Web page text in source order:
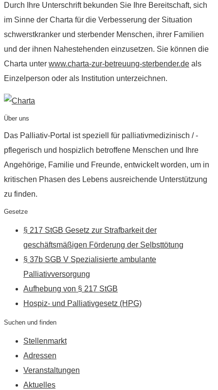
Durch Ihre Unterschrift bekunden Sie Ihre Bereitschaft, sich
im Sinne der Charta für die Verbesserung der Situation
schwerstkranker und sterbender Menschen, ihrer Familien
und der ihnen Nahestehenden einzusetzen. Sie können die
Charta unter www.charta-zur-betreuung-sterbender.de als
Einzelperson oder als Institution unterzeichnen.
Über uns
Das Palliativ-Portal ist speziell für palliativmedizinisch / -
pflegerisch und hospizlich betroffene Menschen und Ihre
Angehörige, Familie und Freunde, entwickelt worden, um in
kritischen Phasen des Lebens ausreichende Unterstützung
zu finden.
Gesetze
§ 217 StGB Gesetz zur Strafbarkeit der
geschäftsmäßigen Förderung der Selbsttötung
§ 37b SGB V Spezialisierte ambulante
Palliativversorgung
Aufhebung von § 217 StGB
Hospiz- und Palliativgesetz (HPG)
Suchen und finden
Stellenmarkt
Adressen
Veranstaltungen
Aktuelles